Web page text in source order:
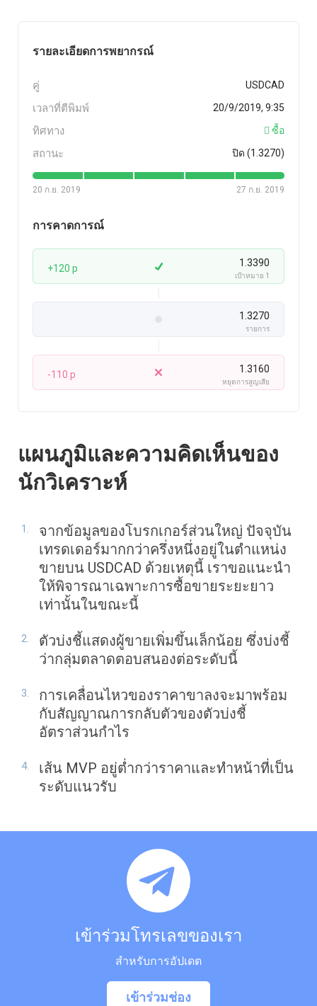
รายละเอียดการพยากรณ์
คู่ USDCAD
เวลาที่ตีพิมพ์ 20/9/2019, 9:35
ทิศทาง ซื้อ
สถานะ ปิด (1.3270)
20 ก.ย. 2019 27 ก.ย. 2019
การคาดการณ์
+120 p 1.3390
เป้าหมาย 1
1.3270
รายการ
-110 p 1.3160
หยุดการสูญเสีย
แผนภูมิและความคิดเห็นของ
นักวิเคราะห์
จากข้อมูลของโบรกเกอร์ส่วนใหญ่ ปัจจุบัน
เทรดเดอร์มากกว่าครึ่งหนึ่งอยู่ในตำแหน่ง
ขายบน USDCAD ด้วยเหตุนี้ เราขอแนะนำ
ให้พิจารณาเฉพาะการซื้อขายระยะยาว
เท่านั้นในขณะนี้
ตัวบ่งชี้แสดงผู้ขายเพิ่มขึ้นเล็กน้อย ซึ่งบ่งชี้
ว่ากลุ่มตลาดตอบสนองต่อระดับนี้
การเคลื่อนไหวของราคาขาลงจะมาพร้อม
กับสัญญาณการกลับตัวของตัวบ่งชี้
อัตราส่วนกำไร
เส้น MVP อยู่ต่ำกว่าราคาและทำหน้าที่เป็น
ระดับแนวรับ
เข้าร่วมโทรเลขของเรา
สำหรับการอัปเดต
เข้าร่วมช่อง